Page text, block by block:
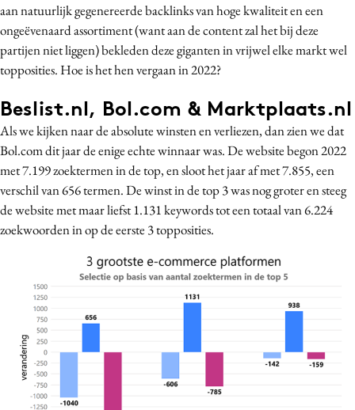
aan natuurlijk gegenereerde backlinks van hoge kwaliteit en een
ongeëvenaard assortiment (want aan de content zal het bij deze
partijen niet liggen) bekleden deze giganten in vrijwel elke markt wel
topposities. Hoe is het hen vergaan in 2022?
Beslist.nl, Bol.com & Marktplaats.nl
Als we kijken naar de absolute winsten en verliezen, dan zien we dat
Bol.com dit jaar de enige echte winnaar was. De website begon 2022
met 7.199 zoektermen in de top, en sloot het jaar af met 7.855, een
verschil van 656 termen. De winst in de top 3 was nog groter en steeg
de website met maar liefst 1.131 keywords tot een totaal van 6.224
zoekwoorden in op de eerste 3 topposities.